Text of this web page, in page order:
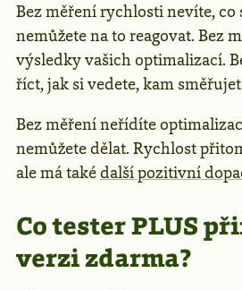
Bez měření rychlosti nevíte, co
nemůžete na to reagovat. Bez
výsledky vašich optimalizací.
říct, jak si vedete, kam
Bez měření neřídíte
nemůžete dělat. Rychlost
ale má takédalší pozitivní
Co tester PLUS
verzi zdarma?